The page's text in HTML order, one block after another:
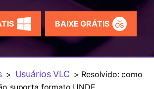
Ofertas Educacionais
Usuários educacionais desfrutam
de até 20% DESC.
Popular
que você precisa para usar o
vídeo para aprender como usar o
Entrar
BAIXE GRÁTIS
> Usuários VLC > Resolvido: como